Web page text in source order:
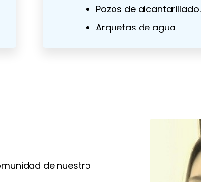
Pozos de alcantarillado.
Arquetas de agua.
de nuestro